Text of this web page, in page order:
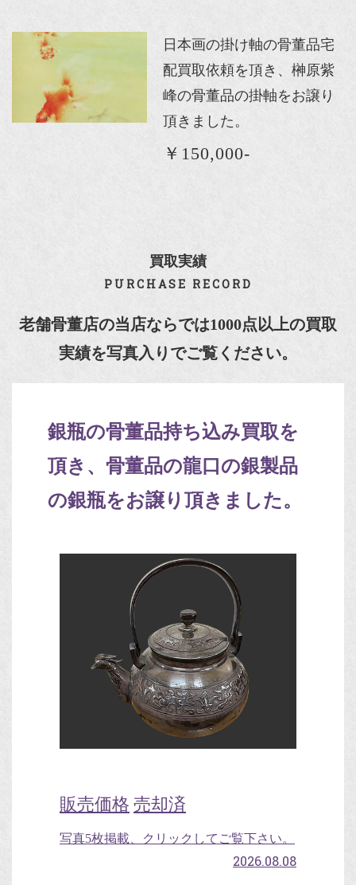
日本画の掛け軸の骨董品宅
配買取依頼を頂き、榊原紫
峰の骨董品の掛軸をお譲り
頂きました。
￥150,000-
買取実績
PURCHASE RECORD
老舗骨董店の当店ならでは1000点以上の買取
実績を写真入りでご覧ください。
銀瓶の骨董品持ち込み買取を
頂き、骨董品の龍口の銀製品
の銀瓶をお譲り頂きました。
販売価格 売却済
写真5枚掲載、クリックしてご覧下さい。
2026.08.08